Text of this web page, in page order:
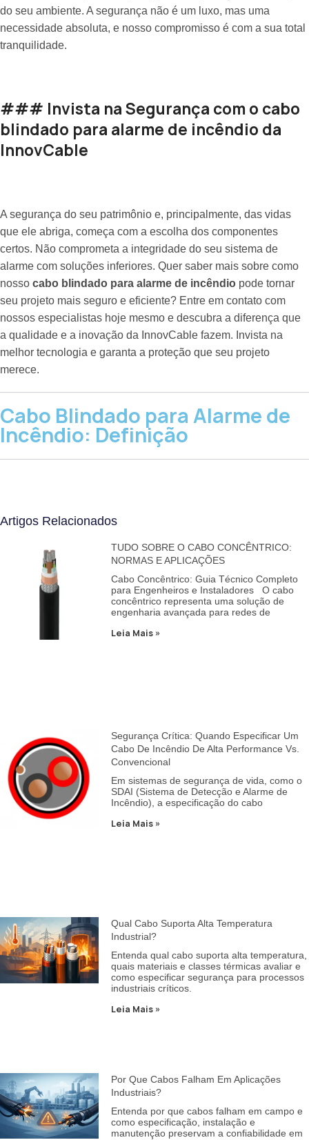
do seu ambiente. A segurança não é um luxo, mas uma
necessidade absoluta, e nosso compromisso é com a sua total
tranquilidade.
### Invista na Segurança com o cabo
blindado para alarme de incêndio da
InnovCable
A segurança do seu patrimônio e, principalmente, das vidas
que ele abriga, começa com a escolha dos componentes
certos. Não comprometa a integridade do seu sistema de
alarme com soluções inferiores. Quer saber mais sobre como
nosso cabo blindado para alarme de incêndio pode tornar
seu projeto mais seguro e eficiente? Entre em contato com
nossos especialistas hoje mesmo e descubra a diferença que
a qualidade e a inovação da InnovCable fazem. Invista na
melhor tecnologia e garanta a proteção que seu projeto
merece.
Cabo Blindado para Alarme de
Incêndio: Definição
Artigos Relacionados
TUDO SOBRE O CABO CONCÊNTRICO:
NORMAS E APLICAÇÕES
Cabo Concêntrico: Guia Técnico Completo
para Engenheiros e Instaladores O cabo
concêntrico representa uma solução de
engenharia avançada para redes de
Leia Mais »
Segurança Crítica: Quando Especificar Um
Cabo De Incêndio De Alta Performance Vs.
Convencional
Em sistemas de segurança de vida, como o
SDAI (Sistema de Detecção e Alarme de
Incêndio), a especificação do cabo
Leia Mais »
Qual Cabo Suporta Alta Temperatura
Industrial?
Entenda qual cabo suporta alta temperatura,
quais materiais e classes térmicas avaliar e
como especificar segurança para processos
industriais críticos.
Leia Mais »
Por Que Cabos Falham Em Aplicações
Industriais?
Entenda por que cabos falham em campo e
como especificação, instalação e
manutenção preservam a confiabilidade em